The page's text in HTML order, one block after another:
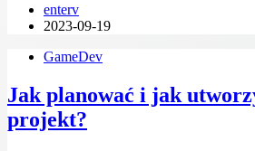
enterv
2023-09-19
GameDev
Jak planować i jak
projekt?